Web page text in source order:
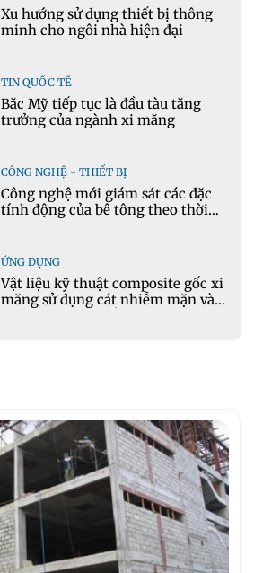
Xu hướng sử dụng thiết bị thông
minh cho ngôi nhà hiện đại
TIN QUỐC TẾ
Bắc Mỹ tiếp tục là đầu tàu tăng
trưởng của ngành xi măng
CÔNG NGHỆ - THIẾT BỊ
Công nghệ mới giám sát các đặc
tính động của bê tông theo thời
ỨNG DỤNG
Vật liệu kỹ thuật composite gốc xi
măng sử dụng cát nhiễm mặn và